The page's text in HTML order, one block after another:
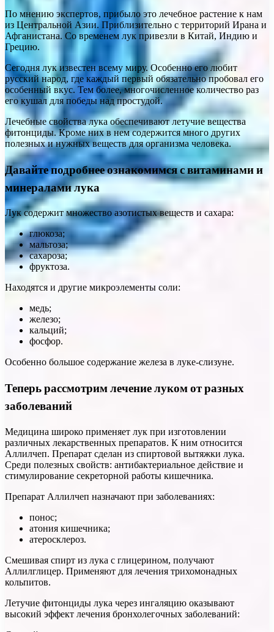
По мнению экспертов, прибыло это лечебное растение к нам
из Центральной Азии. Приблизительно с территорий Ирана и
Афганистана. Со временем лук привезли в Китай, Индию и
Грецию.
Сегодня лук известен всему миру. Особенно его любит
русский народ, где каждый первый обязательно пробовал его
особенный вкус. Тем более, многочисленное количество раз
его кушал для победы над простудой.
Лечебные свойства лука обеспечивают летучие вещества
фитонциды. Кроме них в нем содержится много других
полезных и нужных веществ для организма человека.
Давайте подробнее ознакомимся с витаминами и
минералами лука
Лук содержит множество азотистых веществ и сахара:
глюкоза;
мальтоза;
сахароза;
фруктоза.
Находятся и другие микроэлементы соли:
медь;
железо;
кальций;
фосфор.
Особенно большое содержание железа в луке-слизуне.
Теперь рассмотрим лечение луком от разных
заболеваний
Медицина широко применяет лук при изготовлении
различных лекарственных препаратов. К ним относится
Аллилчеп. Препарат сделан из спиртовой вытяжки лука.
Среди полезных свойств: антибактериальное действие и
стимулирование секреторной работы кишечника.
Препарат Аллилчеп назначают при заболеваниях:
понос;
атония кишечника;
атеросклероз.
Смешивая спирт из лука с глицерином, получают
Аллилглицер. Применяют для лечения трихомонадных
кольпитов.
Летучие фитонциды лука через ингаляцию оказывают
высокий эффект лечения бронхолегочных заболеваний: